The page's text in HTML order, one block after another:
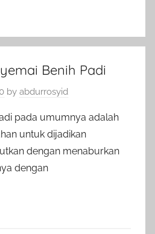
Benih Padi
by abdurrosyid
pada umumnya adalah
untuk dijadikan
dengan menaburkan
dengan